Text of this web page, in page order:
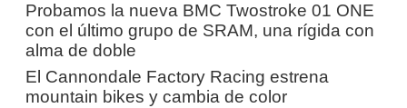
Probamos la nueva BMC Twostroke 01 ONE
con el último grupo de SRAM, una rígida con
alma de doble
El Cannondale Factory Racing estrena
mountain bikes y cambia de color